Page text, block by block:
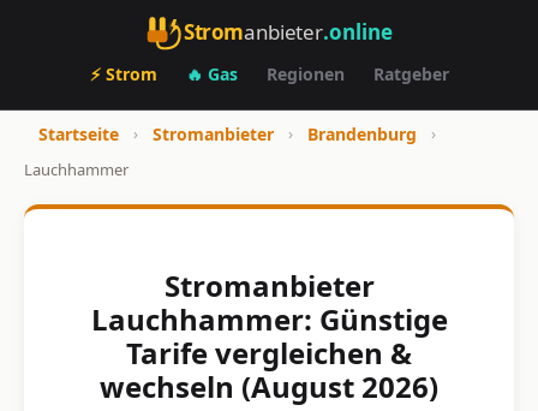
Stromanbieter.online
⚡ Strom 🔥 Gas Regionen Ratgeber
Startseite › Stromanbieter › Brandenburg
›
Lauchhammer
Stromanbieter
Lauchhammer: Günstige
Tarife vergleichen &
wechseln (August 2026)